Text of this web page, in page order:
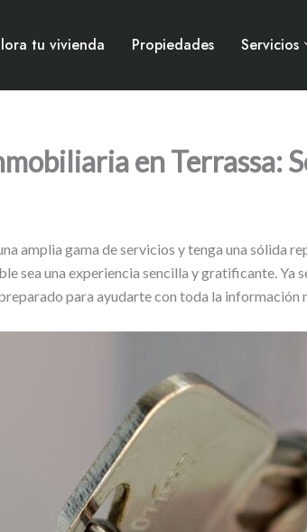
tu vivienda Propiedades Servicios
en Terrassa:
amplia gama de servicios y tenga una sólida
una experiencia sencilla y gratificante. Ya
para ayudarte con toda la información